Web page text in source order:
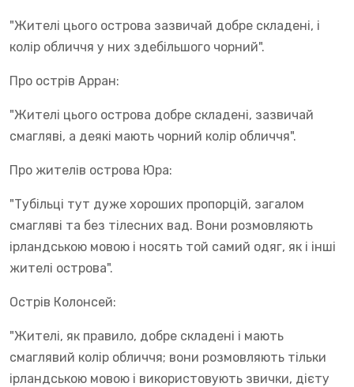
"Жителі цього острова зазвичай добре складені, і
колір обличчя у них здебільшого чорний".
Про острів Арран:
"Жителі цього острова добре складені, зазвичай
смагляві, а деякі мають чорний колір обличчя".
Про жителів острова Юра:
"Тубільці тут дуже хороших пропорцій, загалом
смагляві та без тілесних вад. Вони розмовляють
ірландською мовою і носять той самий одяг, як і інші
жителі острова".
Острів Колонсей:
"Жителі, як правило, добре складені і мають
смаглявий колір обличчя; вони розмовляють тільки
ірландською мовою і використовують звички, дієту